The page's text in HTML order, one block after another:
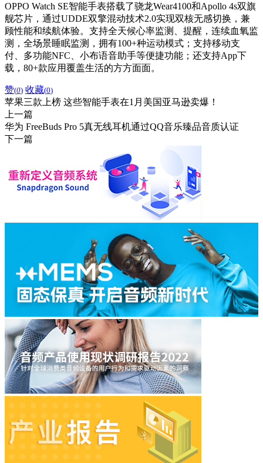
OPPO Watch SE智能手表搭载了骁龙Wear4100和Apollo 4s双旗
舰芯片，通过UDDE双擎混动技术2.0实现双核无感切换，兼
顾性能和续航体验。支持全天候心率监测、提醒，连续血氧监
测，全场景睡眠监测，拥有100+种运动模式；支持移动支
付、多功能NFC、小布语音助手等便捷功能；还支持App下
载，80+款应用覆盖生活的方方面面。
赞(0) 收藏(0)
苹果三款上榜 这些智能手表在1月美国亚马逊卖爆！
上一篇
华为 FreeBuds Pro 5真无线耳机通过QQ音乐臻品音质认证
下一篇